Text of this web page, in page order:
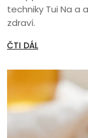
techniky Tui Na a
zdraví.
ČTI DÁL